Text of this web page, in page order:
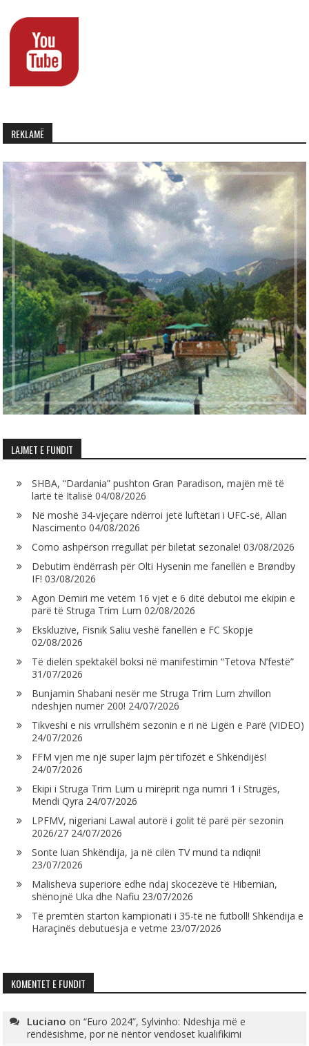
REKLAMË
LAJMET E FUNDIT
SHBA, “Dardania” pushton Gran Paradison, majën më të
lartë të Italisë 04/08/2026
Në moshë 34-vjeçare ndërroi jetë luftëtari i UFC-së, Allan
Nascimento 04/08/2026
Como ashpërson rregullat për biletat sezonale! 03/08/2026
Debutim ëndërrash për Olti Hysenin me fanellën e Brøndby
IF! 03/08/2026
Agon Demiri me vetëm 16 vjet e 6 ditë debutoi me ekipin e
parë të Struga Trim Lum 02/08/2026
Ekskluzive, Fisnik Saliu veshë fanellën e FC Skopje
02/08/2026
Të dielën spektakël boksi në manifestimin “Tetova N’festë”
31/07/2026
Bunjamin Shabani nesër me Struga Trim Lum zhvillon
ndeshjen numër 200! 24/07/2026
Tikveshi e nis vrrullshëm sezonin e ri në Ligën e Parë (VIDEO)
24/07/2026
FFM vjen me një super lajm për tifozët e Shkëndijës!
24/07/2026
Ekipi i Struga Trim Lum u mirëprit nga numri 1 i Strugës,
Mendi Qyra 24/07/2026
LPFMV, nigeriani Lawal autorë i golit të parë për sezonin
2026/27 24/07/2026
Sonte luan Shkëndija, ja në cilën TV mund ta ndiqni!
23/07/2026
Malisheva superiore edhe ndaj skocezëve të Hibernian,
shënojnë Uka dhe Nafiu 23/07/2026
Të premtën starton kampionati i 35-të në futboll! Shkëndija e
Haraçinës debutuesja e vetme 23/07/2026
KOMENTET E FUNDIT
Luciano on“Euro 2024”, Sylvinho: Ndeshja më e
rëndësishme, por në nëntor vendoset kualifikimi